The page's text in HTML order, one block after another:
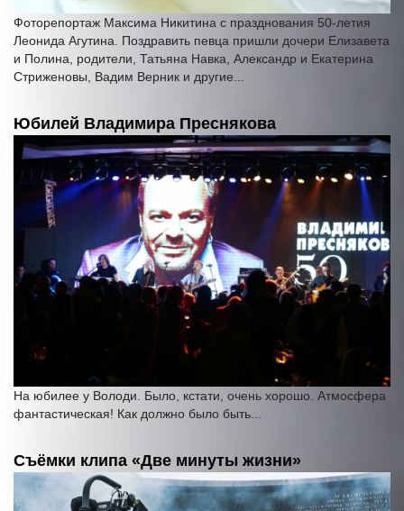
Фоторепортаж Максима Никитина с празднования 50-летия
Леонида Агутина. Поздравить певца пришли дочери Елизавета
и Полина, родители, Татьяна Навка, Александр и Екатерина
Стриженовы, Вадим Верник и другие...
Юбилей Владимира Преснякова
На юбилее у Володи. Было, кстати, очень хорошо. Атмосфера
фантастическая! Как должно было быть...
Съёмки клипа «Две минуты жизни»